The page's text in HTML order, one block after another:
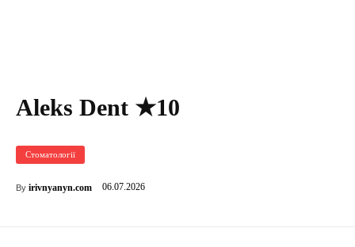
Aleks Dent ★10
Стоматології
By irivnyanyn.com 06.07.2026